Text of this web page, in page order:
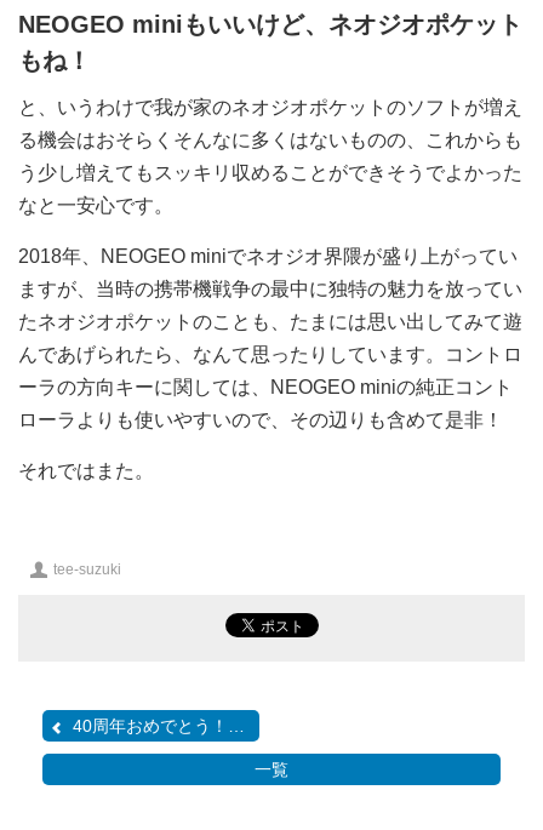
NEOGEO miniもいいけど、ネオジオポケット
もね！
と、いうわけで我が家のネオジオポケットのソフトが増え
る機会はおそらくそんなに多くはないものの、これからも
う少し増えてもスッキリ収めることができそうでよかった
なと一安心です。
2018年、NEOGEO miniでネオジオ界隈が盛り上がってい
ますが、当時の携帯機戦争の最中に独特の魅力を放ってい
たネオジオポケットのことも、たまには思い出してみて遊
んであげられたら、なんて思ったりしています。コントロ
ーラの方向キーに関しては、NEOGEO miniの純正コント
ローラよりも使いやすいので、その辺りも含めて是非！
それではまた。
tee-suzuki
40周年おめでとう！ スペ...
一覧